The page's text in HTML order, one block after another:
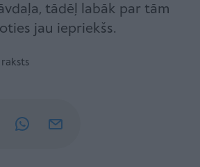
tādēļ labāk par tām
jau iepriekšs.